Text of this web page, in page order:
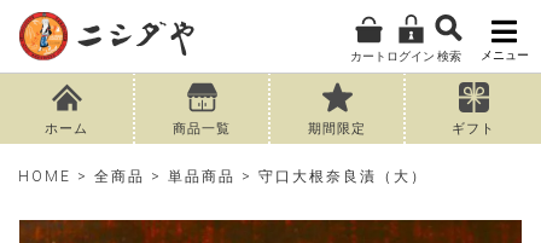
カート ログイン 検索 メニュー
ホーム 商品一覧 期間限定 ギフト
HOME 全商品 単品商品 守口大根奈良漬（大）